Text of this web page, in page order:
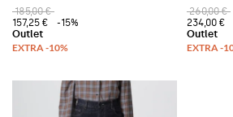
185,00 €
157,25 €
-15%
260,00 €
234,00 €